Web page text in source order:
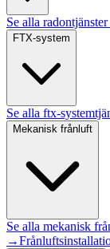
Se alla radon
FTX-system
Se alla ftx-system
Mekanisk frånluft
Se alla mekanisk
→